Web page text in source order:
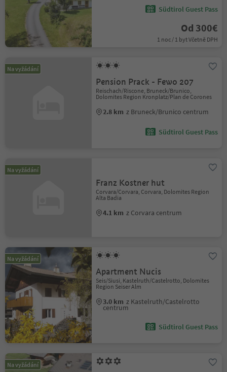
Südtirol Guest Pass
Od 300€
1 noc / 1 byt Včetně DPH
Na vyžádání
Pension Prack - Fewo 207
Reischach/Riscone, Bruneck/Brunico,
Dolomites Region Kronplatz/Plan de Corones
2.8 km z Bruneck/Brunico centrum
Südtirol Guest Pass
Na vyžádání
Franz Kostner hut
Corvara/Corvara, Corvara, Dolomites Region
Alta Badia
4.1 km z Corvara centrum
Na vyžádání
Apartment Nucis
Seis/Siusi, Kastelruth/Castelrotto, Dolomites
Region Seiser Alm
3.0 km z Kastelruth/Castelrotto
centrum
Südtirol Guest Pass
Na vyžádání